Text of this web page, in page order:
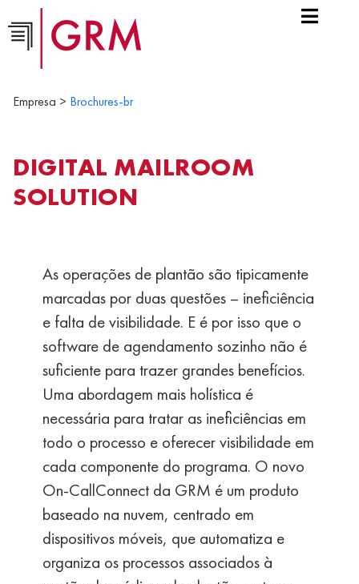
Empresa > Brochures-br
DIGITAL MAILROOM
SOLUTION
As operações de plantão são tipicamente
marcadas por duas questões – ineficiência
e falta de visibilidade. E é por isso que o
software de agendamento sozinho não é
suficiente para trazer grandes benefícios.
Uma abordagem mais holística é
necessária para tratar as ineficiências em
todo o processo e oferecer visibilidade em
cada componente do programa. O novo
On-CallConnect da GRM é um produto
baseado na nuvem, centrado em
dispositivos móveis, que automatiza e
organiza os processos associados à